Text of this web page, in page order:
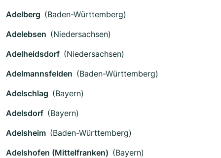
Adelberg (Baden-Württemberg)
Adelebsen (Niedersachsen)
Adelheidsdorf (Niedersachsen)
Adelmannsfelden (Baden-Württemberg)
Adelschlag (Bayern)
Adelsdorf (Bayern)
Adelsheim (Baden-Württemberg)
Adelshofen (Mittelfranken) (Bayern)